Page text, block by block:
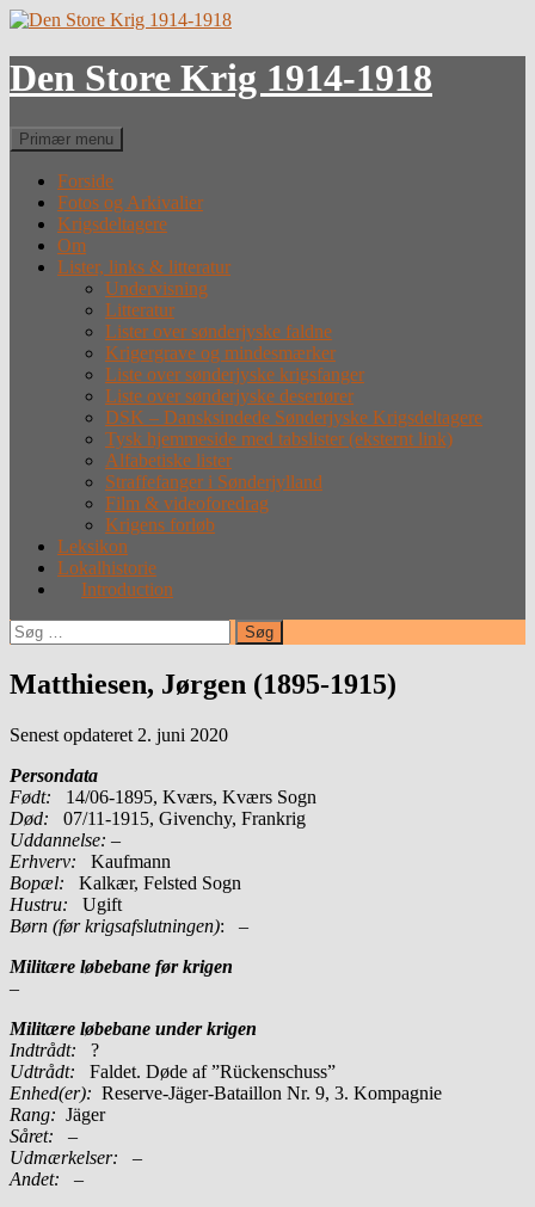
Hop
indhold
Den Store Krig 1914-1918
Søg
Primær menu
Forside
Fotos og Arkivalier
Krigsdeltagere
Om
Lister, links & litteratur
Undervisning
Litteratur
Lister over sønderjyske faldne
Krigergrave og mindesmærker
Liste over sønderjyske krigsfanger
Liste over sønderjyske desertører
DSK – Dansksindede Sønderjyske Krigsdeltagere
Tysk hjemmeside med tabslister (eksternt link)
Alfabetiske lister
Straffefanger i Sønderjylland
Film & videoforedrag
Krigens forløb
Leksikon
Lokalhistorie
Introduction
Søg
efter:
Matthiesen, Jørgen (1895-1915)
Senest opdateret 2. juni 2020
Persondata
Født: 14/06-1895, Kværs, Kværs Sogn
Død: 07/11-1915, Givenchy, Frankrig
Uddannelse: –
Erhverv: Kaufmann
Bopæl: Kalkær, Felsted Sogn
Hustru: Ugift
Børn (før krigsafslutningen): –
Militære løbebane før krigen
–
Militære løbebane under krigen
Indtrådt: ?
Udtrådt: Faldet. Døde af ”Rückenschuss”
Enhed(er): Reserve-Jäger-Bataillon Nr. 9, 3. Kompagnie
Rang: Jäger
Såret: –
Udmærkelser: –
Andet: –